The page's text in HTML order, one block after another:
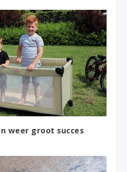
weer groot succes